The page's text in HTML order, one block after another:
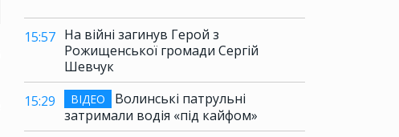
15:57 На війні загинув Герой з
Рожищенської громади Сергій
Шевчук
15:29
ВІДЕО
Волинські патрульні
затримали водія «під кайфом»